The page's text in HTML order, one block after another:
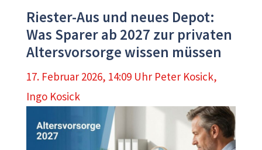
Riester-Aus und neues Depot:
Was Sparer ab 2027 zur privaten
Altersvorsorge wissen müssen
17. Februar 2026, 14:09 Uhr Peter Kosick,
Ingo Kosick